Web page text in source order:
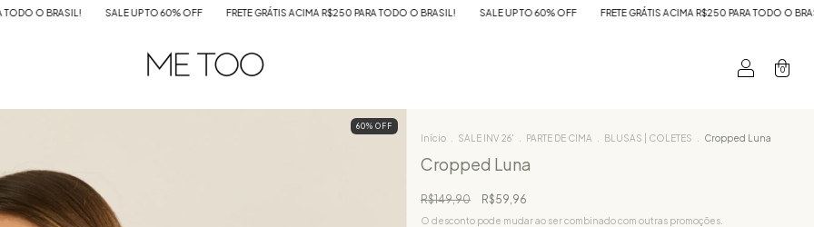
TO 60% OFF FRETE GRÁTIS ACIMA R$250 PARA TODO O BRASIL! SALE UP TO 60% OFF FRETE GRÁTIS ACIMA R$250 PARA TODO O BRASIL! SALE UP TO 60%
0
60% OFF
Início SALE INV 26' PARTE DE CIMA BLUSAS | COLETES Cropped Luna
Cropped Luna
R$149,90 R$59,96
O desconto pode mudar ao ser combinado com outras promoções.